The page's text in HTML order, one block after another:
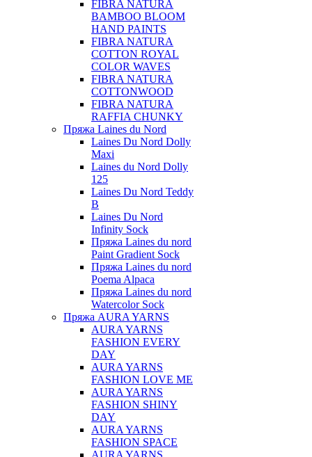
FIBRA NATURA
BAMBOO BLOOM
HAND PAINTS
FIBRA NATURA
COTTON ROYAL
COLOR WAVES
FIBRA NATURA
COTTONWOOD
FIBRA NATURA
RAFFIA CHUNKY
Пряжа Laines du Nord
Laines Du Nord Dolly
Maxi
Laines du Nord Dolly
125
Laines Du Nord Teddy
B
Laines Du Nord
Infinity Sock
Пряжа Laines du nord
Paint Gradient Sock
Пряжа Laines du nord
Poema Alpaca
Пряжа Laines du nord
Watercolor Sock
Пряжа AURA YARNS
AURA YARNS
FASHION EVERY
DAY
AURA YARNS
FASHION LOVE ME
AURA YARNS
FASHION SHINY
DAY
AURA YARNS
FASHION SPACE
AURA YARNS